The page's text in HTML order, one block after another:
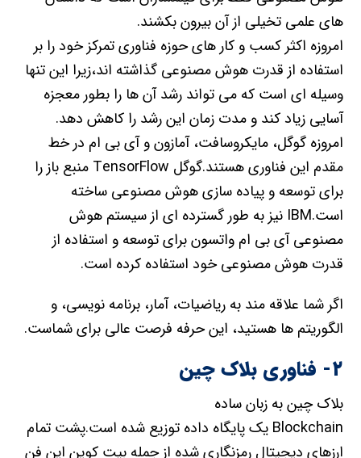
های علمی تخیلی از آن بیرون بکشند.
امروزه اکثر کسب و کار های حوزه فناوری تمرکز خود را بر
استفاده از قدرت هوش مصنوعی گذاشته اند،زیرا این تنها
وسیله ای است که می تواند رشد آن ها را بطور معجزه
آسایی زیاد کند و مدت زمان این رشد را کاهش دهد.
امروزه گوگل، مایکروسافت، آمازون و آی بی ام در خط
مقدم این فناوری هستند.گوگل TensorFlow منبع باز را
برای توسعه و پیاده سازی هوش مصنوعی ساخته
است.IBM نیز به طور گسترده ای از سیستم هوش
مصنوعی آی بی ام واتسون برای توسعه و استفاده از
قدرت هوش مصنوعی خود استفاده کرده است.
اگر شما علاقه مند به ریاضیات، آمار، برنامه نویسی، و
الگوریتم ها هستید، این حرفه فرصت عالی برای شماست.
۲- فناوری بلاک چین
بلاک چین به زبان ساده
Blockchain یک پایگاه داده توزیع شده است.پشت تمام
ارزهای دیجیتال رمزنگاری شده از جمله بیت کوین این فن